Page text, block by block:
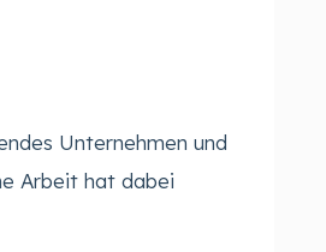
Unternehmen und
Arbeit hat dabei